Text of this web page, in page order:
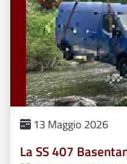
13 Maggio 2026
La SS 407